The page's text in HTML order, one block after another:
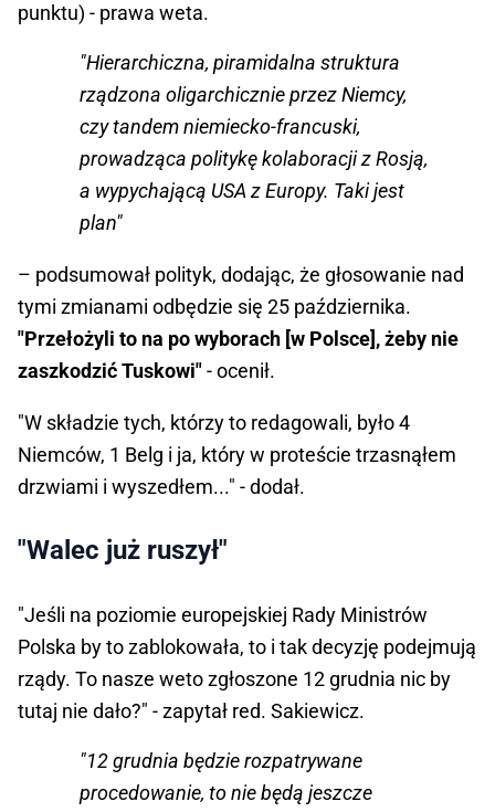
punktu) - prawa weta.
"Hierarchiczna, piramidalna struktura
rządzona oligarchicznie przez Niemcy,
czy tandem niemiecko-francuski,
prowadząca politykę kolaboracji z Rosją,
a wypychającą USA z Europy. Taki jest
plan"
– podsumował polityk, dodając, że głosowanie nad
tymi zmianami odbędzie się 25 października.
"Przełożyli to na po wyborach [w Polsce], żeby nie
zaszkodzić Tuskowi"- ocenił.
"W składzie tych, którzy to redagowali, było 4
Niemców, 1 Belg i ja, który w proteście trzasnąłem
drzwiami i wyszedłem..." - dodał.
"Walec już ruszył"
"Jeśli na poziomie europejskiej Rady Ministrów
Polska by to zablokowała, to i tak decyzję podejmują
rządy. To nasze weto zgłoszone 12 grudnia nic by
tutaj nie dało?" - zapytał red. Sakiewicz.
"12 grudnia będzie rozpatrywane
procedowanie, to nie będą jeszcze